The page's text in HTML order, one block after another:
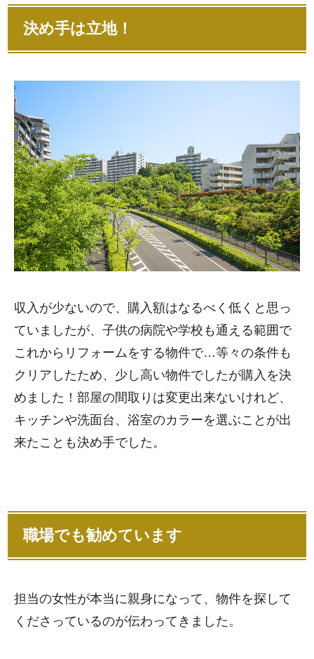
決め手は立地！
収入が少ないので、購入額はなるべく低くと思っ
ていましたが、子供の病院や学校も通える範囲で
これからリフォームをする物件で…等々の条件も
クリアしたため、少し高い物件でしたが購入を決
めました！部屋の間取りは変更出来ないけれど、
キッチンや洗面台、浴室のカラーを選ぶことが出
来たことも決め手でした。
職場でも勧めています
担当の女性が本当に親身になって、物件を探して
くださっているのが伝わってきました。